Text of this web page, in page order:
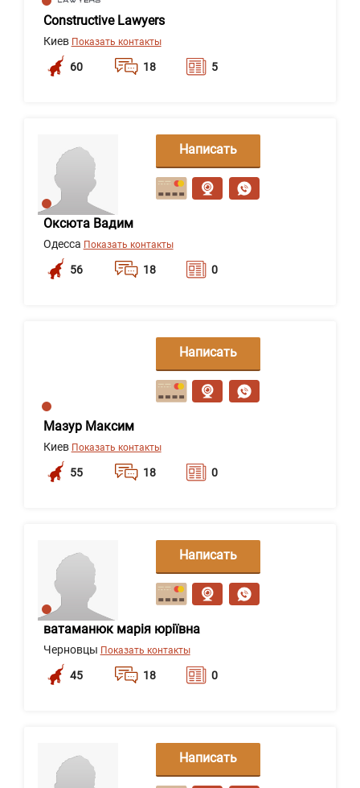
Constructive Lawyers
Киев Показать контакты
60 18 5
Оксюта Вадим
Одесса Показать контакты
56 18 0
Написать
сообщение
Мазур Максим
Киев Показать контакты
55 18 0
Написать
сообщение
ватаманюк марія юріївна
Черновцы Показать контакты
45 18 0
Написать
сообщение
Написать